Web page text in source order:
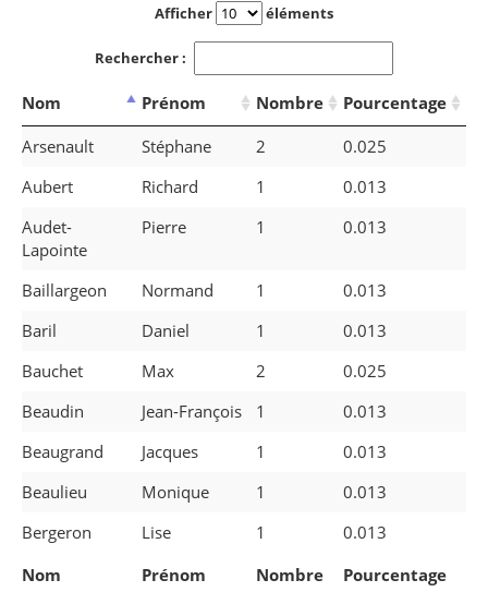
Afficher éléments
Rechercher :
Nom Prénom Nombre Pourcentage
Nom Prénom Nombre Pourcentage
Arsenault Stéphane 2
0.025
Aubert
Richard 1
0.013
Audet-
Lapointe
Pierre 1 0.013
Baillargeon Normand 1
0.013
Baril
Daniel 1
0.013
Bauchet
Max 2
0.025
Beaudin
Jean-François 1
0.013
Beaugrand
Jacques 1
0.013
Beaulieu
Monique 1
0.013
Bergeron
Lise 1 0.013